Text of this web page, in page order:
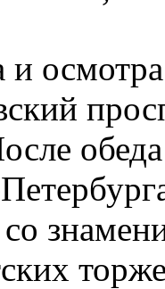
обеда
со